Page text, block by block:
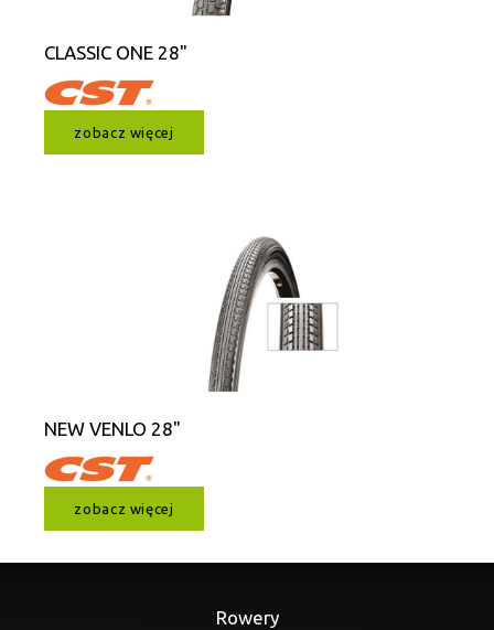
CLASSIC ONE 28"
zobacz więcej
NEW VENLO 28"
zobacz więcej
Rowery